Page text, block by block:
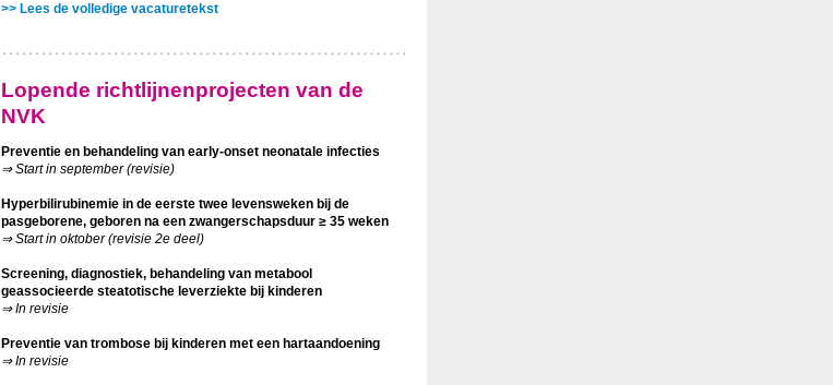
>> Lees de volledige vacaturetekst
Lopende richtlijnenprojecten van de
NVK
Preventie en behandeling van early-onset neonatale infecties
⇒ Start in september (revisie)
Hyperbilirubinemie in de eerste twee levensweken bij de
pasgeborene, geboren na een zwangerschapsduur ≥ 35 weken
⇒ Start in oktober (revisie 2e deel)
Screening, diagnostiek, behandeling van metabool
geassocieerde steatotische leverziekte bij kinderen
⇒ In revisie
Preventie van trombose bij kinderen met een hartaandoening
⇒ In revisie